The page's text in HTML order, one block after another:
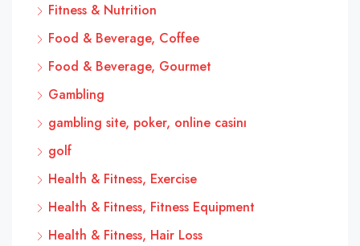
Fitness & Nutrition
Food & Beverage, Coffee
Food & Beverage, Gourmet
Gambling
gambling site, poker, online casinı
golf
Health & Fitness, Exercise
Health & Fitness, Fitness Equipment
Health & Fitness, Hair Loss